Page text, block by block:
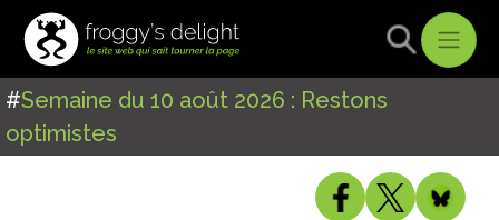
#Semaine du 10 août 2026 : Restons
optimistes